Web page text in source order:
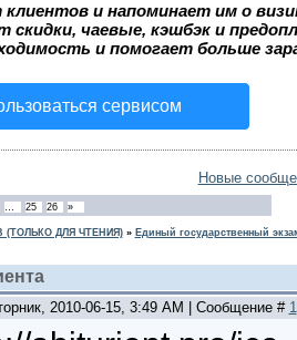
и напоминает им о
скидки, чаевые, кэшбэк и
и помогает больше
сервисом
Новые
… 25 26 »
(ТОЛЬКО ДЛЯ ЧТЕНИЯ)» Единый государственный
2010-06-15, 3:49 AM | Сообщение # 1